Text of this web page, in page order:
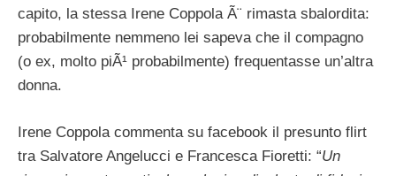
capito, la stessa Irene Coppola Ã¨ rimasta sbalordita:
probabilmente nemmeno lei sapeva che il compagno
(o ex, molto piÃ¹ probabilmente) frequentasse un’altra
donna.
Irene Coppola commenta su facebook il presunto flirt
tra Salvatore Angelucci e Francesca Fioretti: “Un